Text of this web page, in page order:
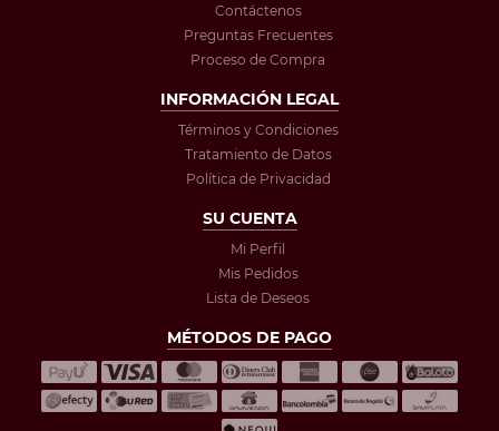
Contáctenos
Preguntas Frecuentes
Proceso de Compra
INFORMACIÓN LEGAL
Términos y Condiciones
Tratamiento de Datos
Política de Privacidad
SU CUENTA
Mi Perfil
Mis Pedidos
Lista de Deseos
MÉTODOS DE PAGO